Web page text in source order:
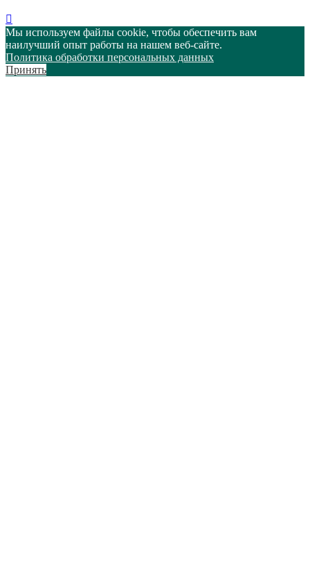
Мы используем файлы cookie, чтобы обеспечить вам
наилучший опыт работы на нашем веб-сайте.
Политика обработки персональных данных
Принять